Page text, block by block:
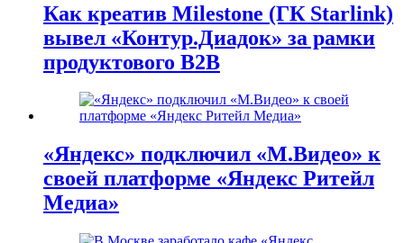
Как креатив Milestone (ГК Starlink)
вывел «Контур.Диадок» за рамки
продуктового B2B
«Яндекс» подключил «М.Видео» к
своей платформе «Яндекс Ритейл
Медиа»